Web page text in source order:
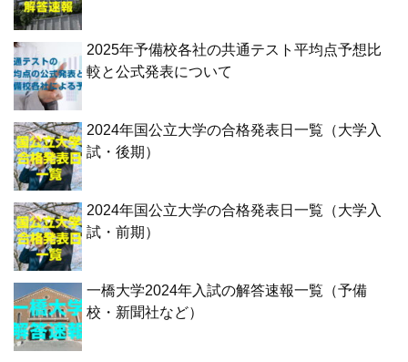
2025年予備校各社の共通テスト平均点予想比
較と公式発表について
2024年国公立大学の合格発表日一覧（大学入
試・後期）
2024年国公立大学の合格発表日一覧（大学入
試・前期）
一橋大学2024年入試の解答速報一覧（予備
校・新聞社など）